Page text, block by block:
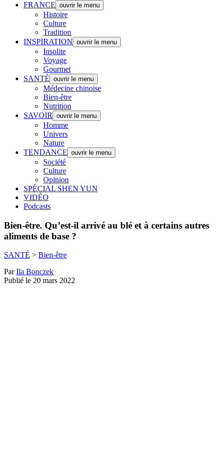
FRANCE ouvrir le menu
Histoire
Culture
Tradition
INSPIRATION ouvrir le menu
Insolite
Voyage
Gourmet
SANTÉ ouvrir le menu
Médecine chinoise
Bien-être
Nutrition
SAVOIR
ouvrir le menu
Homme
Univers
Nature
TENDANCE ouvrir le menu
Société
Culture
Opinion
SPÉCIAL SHEN YUN
VIDÉO
Podcasts
Bien-être. Qu’est-il arrivé au blé et à certains autres
aliments de base ?
SANTÉ > Bien-être
ParIla Bonczek
Publié le 20 mars 2022